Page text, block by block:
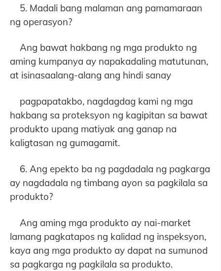
5. Madali bang malaman ang pamamaraan
ng operasyon?
Ang bawat hakbang ng mga produkto ng
aming kumpanya ay napakadaling matutunan,
at isinasaalang-alang ang hindi sanay
pagpapatakbo, nagdagdag kami ng mga
hakbang sa proteksyon ng kagipitan sa bawat
produkto upang matiyak ang ganap na
kaligtasan ng gumagamit.
6. Ang epekto ba ng pagdadala ng pagkarga
ay nagdadala ng timbang ayon sa pagkilala sa
produkto?
Ang aming mga produkto ay nai-market
lamang pagkatapos ng kalidad ng inspeksyon,
kaya ang mga produkto ay dapat na sumunod
sa pagkarga ng pagkilala sa produkto.